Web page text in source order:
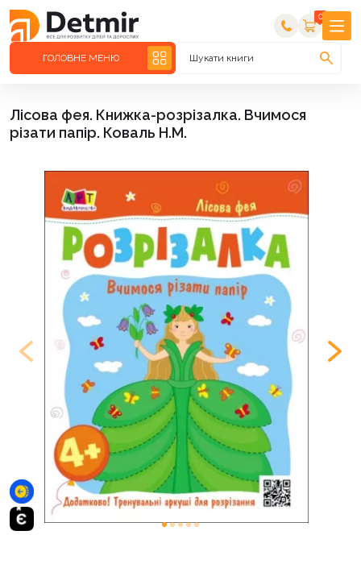
0
ГОЛОВНЕ МЕНЮ Шукати книги
Лісова фея. Книжка-розрізалка. Вчимося
різати папір. Коваль Н.М.